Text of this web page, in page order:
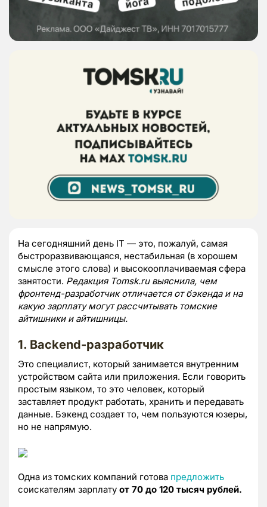
На сегодняшний день IT — это, пожалуй, самая
быстроразвивающаяся, нестабильная (в хорошем
смысле этого слова) и высокооплачиваемая сфера
занятости. Редакция Tomsk.ru выяснила, чем
фронтенд-разработчик отличается от бэкенда и на
какую зарплату могут рассчитывать томские
айтишники и айтишницы.
1. Backend-разработчик
Это специалист, который занимается внутренним
устройством сайта или приложения. Если говорить
простым языком, то это человек, который
заставляет продукт работать, хранить и передавать
данные. Бэкенд создает то, чем пользуются юзеры,
но не напрямую.
Одна из томских компаний готова предложить
соискателям зарплату от 70 до 120 тысяч рублей.